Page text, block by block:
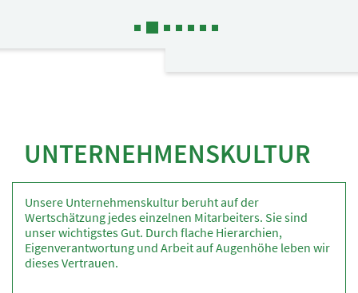
UNTERNEHMENSKULTUR
Unsere Unternehmenskultur beruht auf der
Wertschätzung jedes einzelnen Mitarbeiters. Sie sind
unser wichtigstes Gut. Durch flache Hierarchien,
Eigenverantwortung und Arbeit auf Augenhöhe leben wir
dieses Vertrauen.